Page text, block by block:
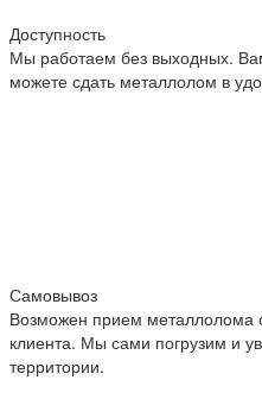
Доступность
Мы работаем без выходных.
можете сдать металлолом в
Самовывоз
Возможен прием металлолома
клиента. Мы сами погрузим и
территории.